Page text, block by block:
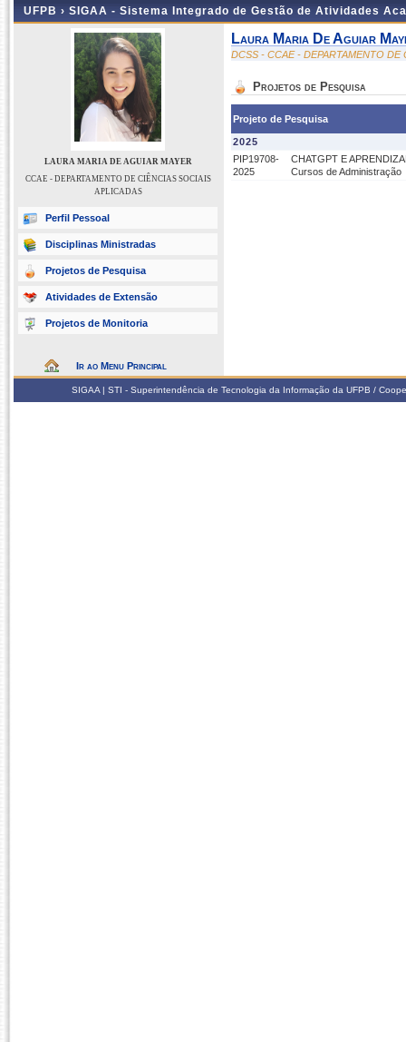
UFPB › SIGAA - Sistema Integrado de Gestão de Atividades
LAURA MARIA DE AGUIAR MAYER
CCAE - DEPARTAMENTO DE CIÊNCIAS SOCIAIS
APLICADAS
Perfil Pessoal
Disciplinas Ministradas
Projetos de Pesquisa
Atividades de Extensão
Projetos de Monitoria
Ir ao Menu Principal
Laura Maria De Aguiar
DCSS - CCAE - DEPARTAMENTO DE
Projetos de Pesquisa
Projeto de Pesquisa
2025
PIP19708-
2025
CHATGPT E
Cursos de Administração
SIGAA | STI - Superintendência de Tecnologia da Informação da UFPB /